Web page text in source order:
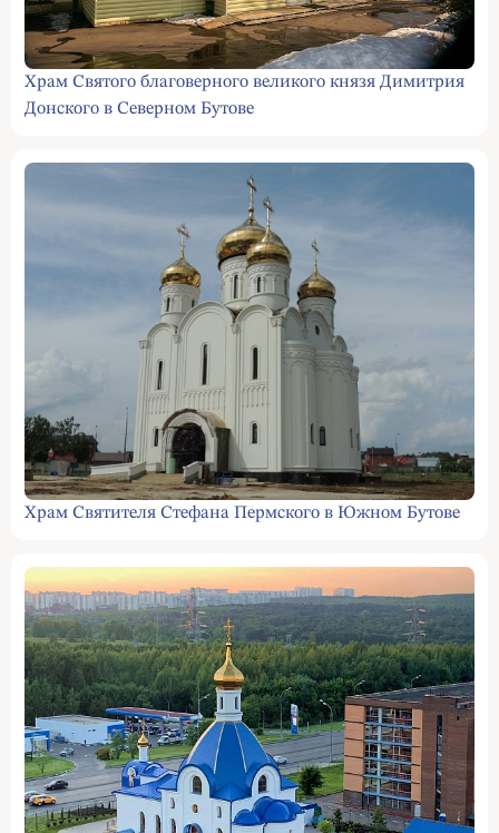
Храм Святого благоверного великого князя Димитрия
Донского в Северном Бутове
Храм Святителя Стефана Пермского в Южном Бутове